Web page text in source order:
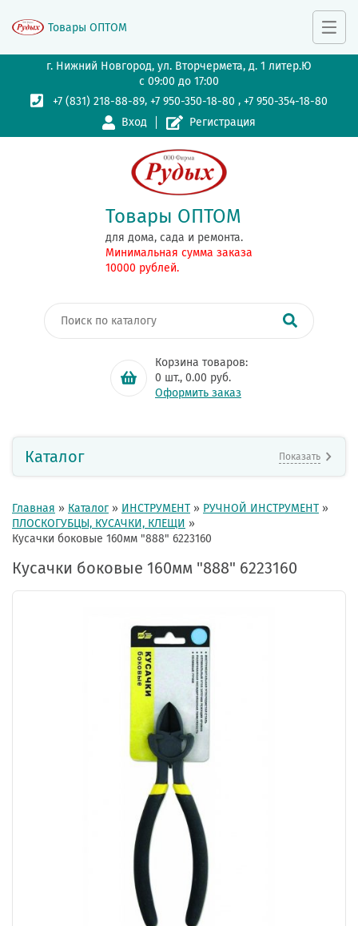
г. Нижний Новгород, ул. Вторчермета, д. 1 литер.Ю
с 09:00 до 17:00
+7 (831) 218-88-89,+7 950-350-18-80 ,+7 950-354-18-80
Вход
Регистрация
Товары ОПТОМ
для дома, сада и ремонта.
Минимальная сумма заказа
10000 рублей.
Корзина товаров:
0 шт., 0.00 руб.
Оформить заказ
Товары ОПТОМ
Каталог Показать
Главная » Каталог » ИНСТРУМЕНТ » РУЧНОЙ ИНСТРУМЕНТ »
ПЛОСКОГУБЦЫ, КУСАЧКИ, КЛЕЩИ »
Кусачки боковые 160мм "888" 6223160
Кусачки боковые 160мм "888" 6223160